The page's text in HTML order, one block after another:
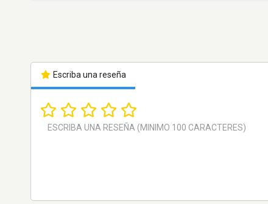
Escriba una reseña